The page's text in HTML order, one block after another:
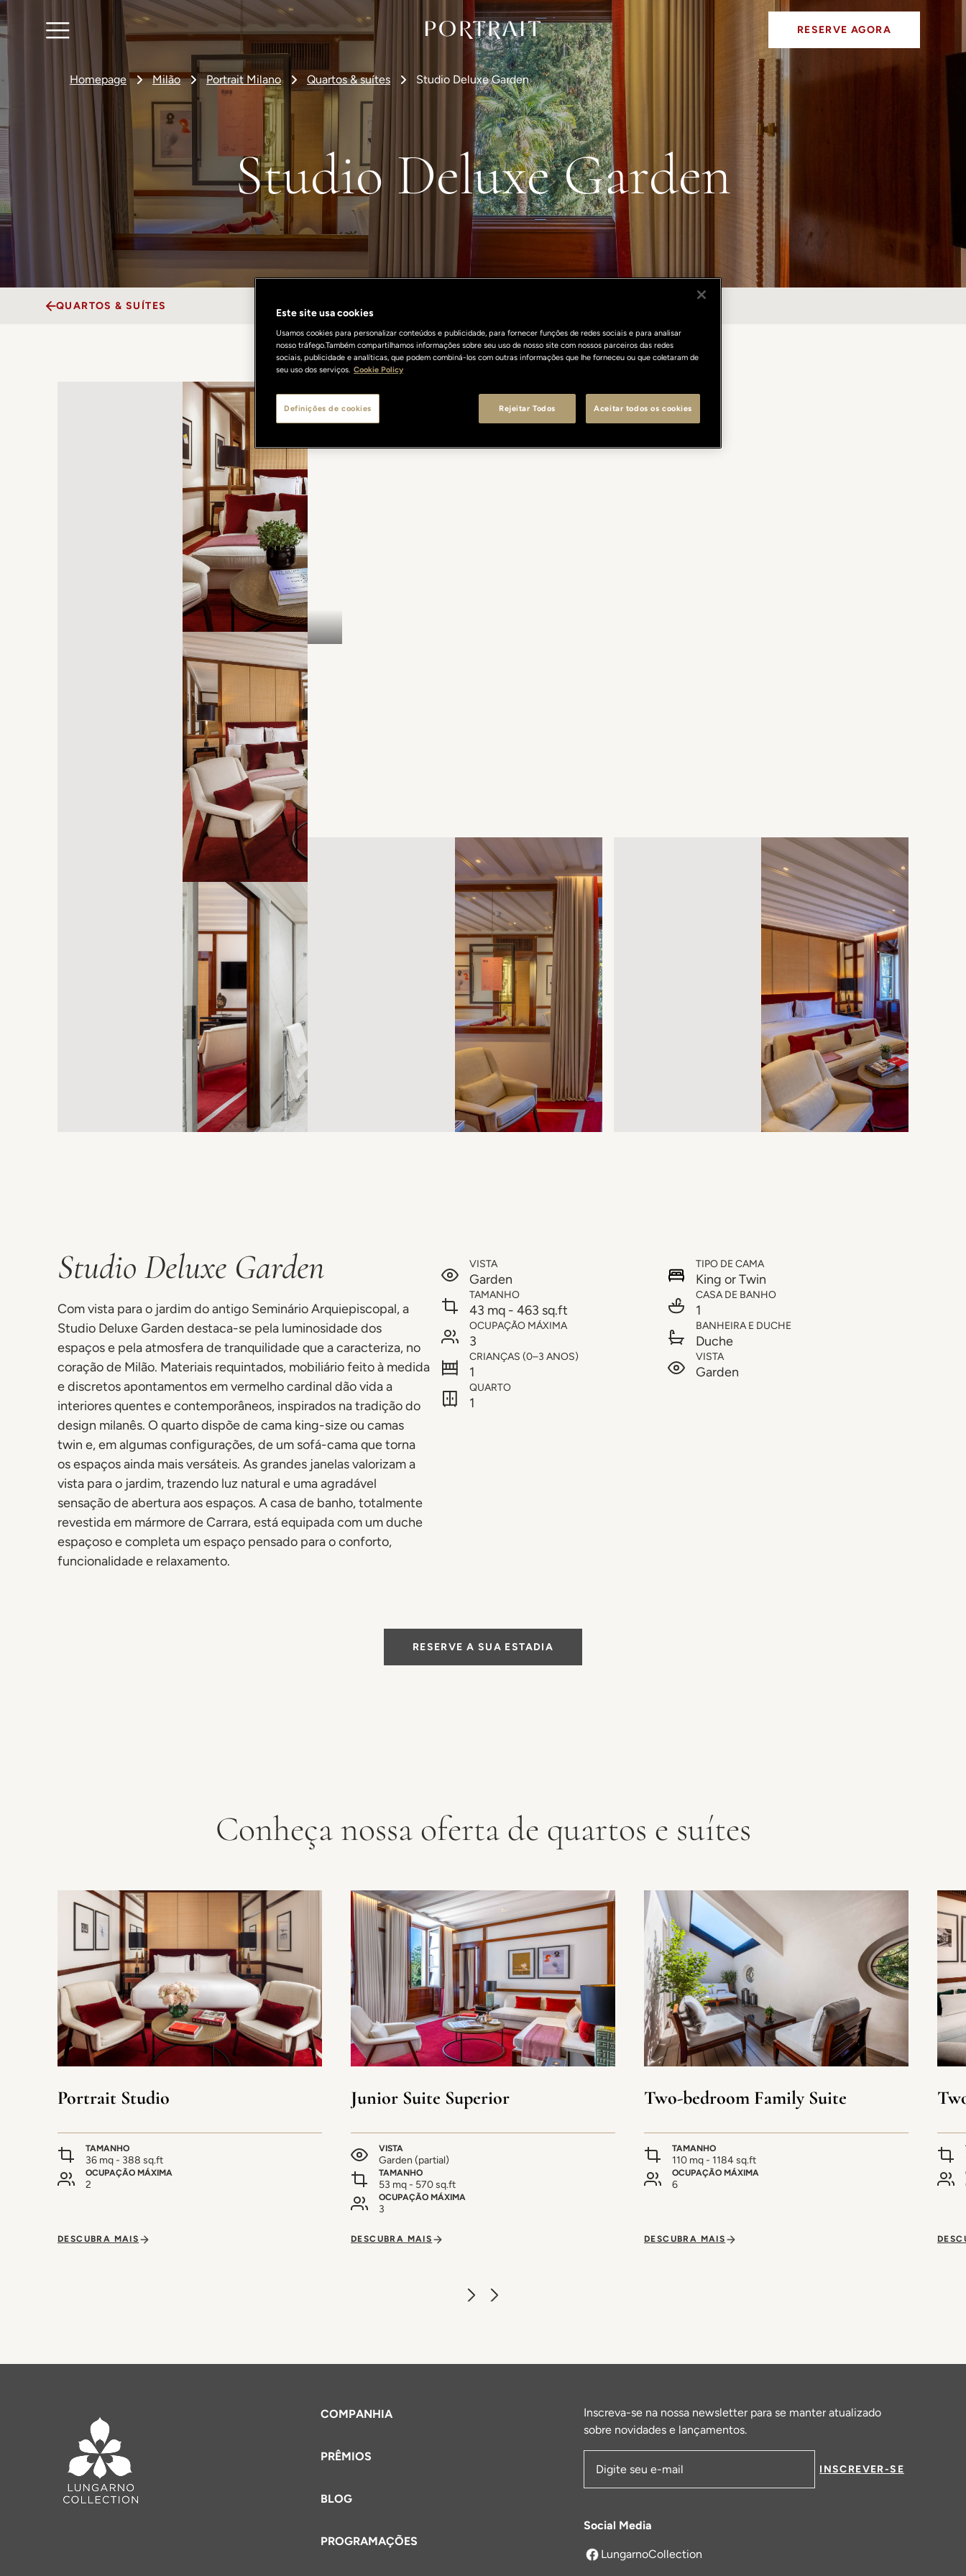
RESERVE AGORA
Homepage Milão Portrait Milano Quartos & suítes Studio Deluxe Garden
Studio Deluxe Garden
QUARTOS & SUÍTES
Studio Deluxe Garden
Com vista para o jardim do antigo Seminário Arquiepiscopal, a
Studio Deluxe Garden destaca-se pela luminosidade dos
espaços e pela atmosfera de tranquilidade que a caracteriza, no
coração de Milão. Materiais requintados, mobiliário feito à medida
e discretos apontamentos em vermelho cardinal dão vida a
interiores quentes e contemporâneos, inspirados na tradição do
design milanês. O quarto dispõe de cama king-size ou camas
twin e, em algumas configurações, de um sofá-cama que torna
os espaços ainda mais versáteis. As grandes janelas valorizam a
vista para o jardim, trazendo luz natural e uma agradável
sensação de abertura aos espaços. A casa de banho, totalmente
revestida em mármore de Carrara, está equipada com um duche
espaçoso e completa um espaço pensado para o conforto,
funcionalidade e relaxamento.
VISTA
Garden
TAMANHO
43 mq - 463 sq.ft
OCUPAÇÃO MÁXIMA
3
CRIANÇAS (0–3 ANOS)
1
QUARTO
1
TIPO DE CAMA
King or Twin
CASA DE BANHO
1
BANHEIRA E DUCHE
Duche
VISTA
Garden
RESERVE A SUA ESTADIA
Conheça nossa oferta de quartos e suítes
Portrait Studio
TAMANHO
36 mq - 388 sq.ft
OCUPAÇÃO MÁXIMA
2
DESCUBRA MAIS
Junior Suite Superior
VISTA
Garden (partial)
TAMANHO
53 mq - 570 sq.ft
OCUPAÇÃO MÁXIMA
3
DESCUBRA MAIS
Two-bedroom Family Suite
TAMANHO
110 mq - 1184 sq.ft
OCUPAÇÃO MÁXIMA
6
DESCUBRA MAIS
COMPANHIA
PRÊMIOS
BLOG
PROGRAMAÇÕES
Inscreva-se na nossa newsletter para se manter atualizado
sobre novidades e lançamentos.
Endereço de email
INSCREVER-SE
Social Media
LungarnoCollection
abre em uma nova aba
Este site usa cookies
Usamos cookies para personalizar conteúdos e publicidade, para fornecer funções de redes sociais e para analisar
nosso tráfego.Também compartilhamos informações sobre seu uso de nosso site com nossos parceiros das redes
sociais, publicidade e analíticas, que podem combiná-los com outras informações que lhe forneceu ou que coletaram de
seu uso dos serviços. Cookie Policy
Rejeitar Todos Aceitar todos os cookies
Definições de cookies